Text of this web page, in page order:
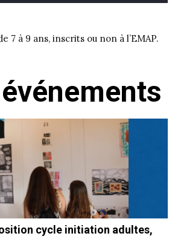
7 à 9 ans, inscrits ou non à l’EMAP.
événements
cycle initiation adultes,